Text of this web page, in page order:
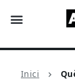
Inici